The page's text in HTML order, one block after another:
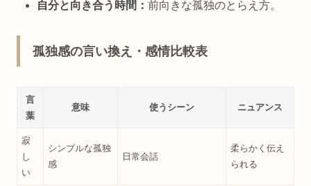
自分と向き合う時間：前向きな孤独のとらえ方。
孤独感の言い換え・感情比較表
言
葉
意味 使うシーン ニュアンス
寂
し
い
シンプルな孤独
感
日常会話
柔らかく伝え
られる